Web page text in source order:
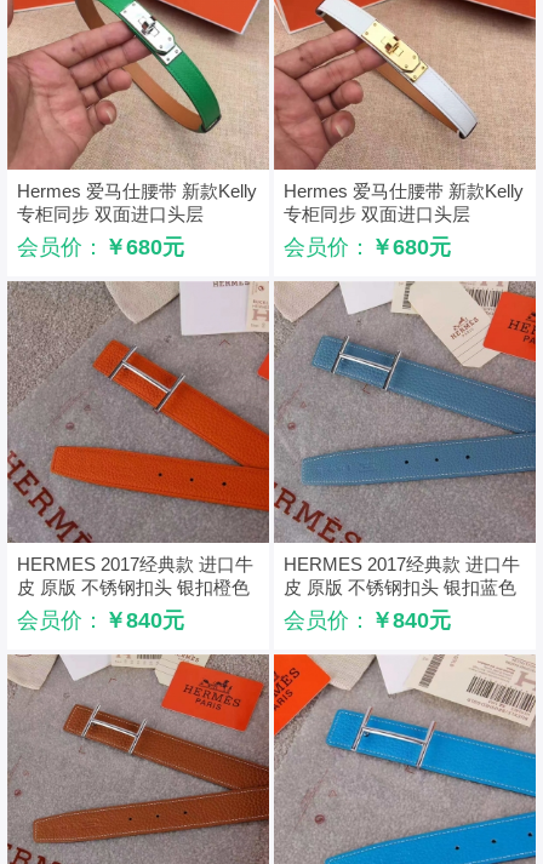
Hermes 爱马仕腰带 新款Kelly
专柜同步 双面进口头层
Hermes腰带 绿色
会员价： ￥680元
Hermes 爱马仕腰带 新款Kelly
专柜同步 双面进口头层
Hermes腰带 白色
会员价： ￥680元
HERMES 2017经典款 进口牛
皮 原版 不锈钢扣头 银扣橙色
带身
会员价： ￥840元
HERMES 2017经典款 进口牛
皮 原版 不锈钢扣头 银扣蓝色
带身
会员价： ￥840元